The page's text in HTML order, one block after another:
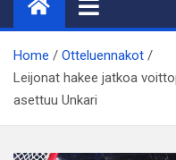
Home
Otteluennakot
Leijonat hakee jatkoa
asettuu Unkari